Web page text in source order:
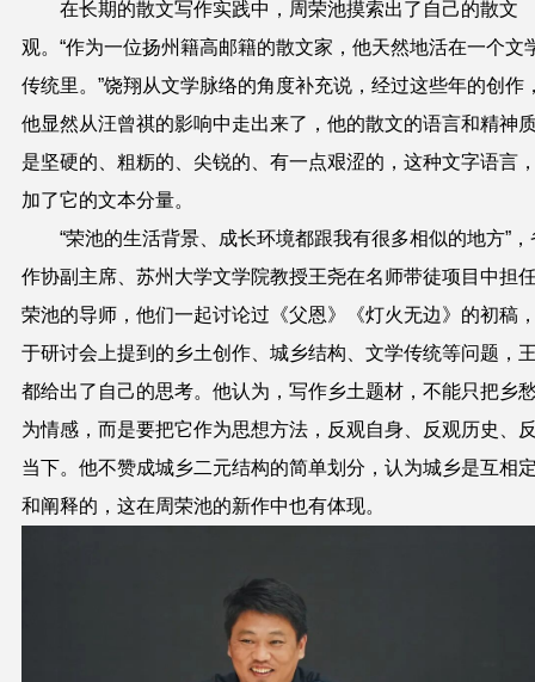
在长期的散文写作实践中，周荣池摸索出了自己的散文
观。“作为一位扬州籍高邮籍的散文家，他天然地活在一个文
传统里。”饶翔从文学脉络的角度补充说，经过这些年的创作
他显然从汪曾祺的影响中走出来了，他的散文的语言和精神
是坚硬的、粗粝的、尖锐的、有一点艰涩的，这种文字语言
加了它的文本分量。
“荣池的生活背景、成长环境都跟我有很多相似的地方”，
作协副主席、苏州大学文学院教授王尧在名师带徒项目中担
荣池的导师，他们一起讨论过《父恩》《灯火无边》的初稿
于研讨会上提到的乡土创作、城乡结构、文学传统等问题，
都给出了自己的思考。他认为，写作乡土题材，不能只把乡
为情感，而是要把它作为思想方法，反观自身、反观历史、
当下。他不赞成城乡二元结构的简单划分，认为城乡是互相
和阐释的，这在周荣池的新作中也有体现。